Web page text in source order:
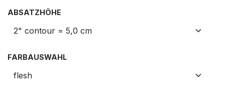
ABSATZHÖHE
FARBAUSWAHL